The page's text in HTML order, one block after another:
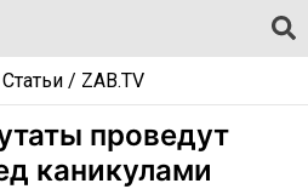
Статьи/ ZAB.TV
проведут
каникулами